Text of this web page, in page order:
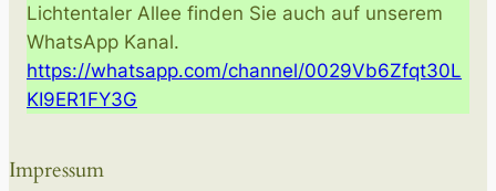
Lichtentaler Allee finden Sie auch auf unserem
WhatsApp Kanal.
https://whatsapp.com/channel/0029Vb6Zfqt30L
KI9ER1FY3G
Impressum